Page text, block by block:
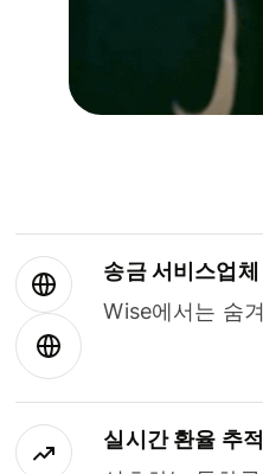
송금 서비스업체
Wise에서는 숨
실시간 환율 추적